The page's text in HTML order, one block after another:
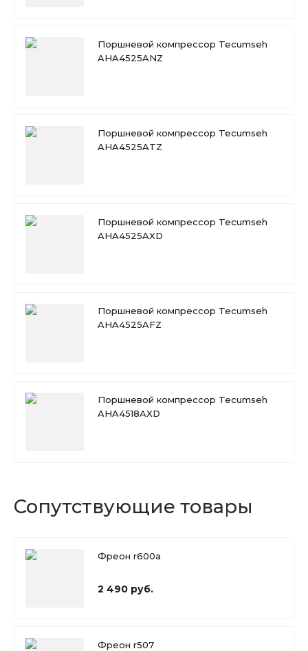
Поршневой компрессор Tecumseh
AHA4525ANZ
Поршневой компрессор Tecumseh
AHA4525ATZ
Поршневой компрессор Tecumseh
AHA4525AXD
Поршневой компрессор Tecumseh
AHA4525AFZ
Поршневой компрессор Tecumseh
AHA4518AXD
Сопутствующие товары
Фреон r600a
2 490 руб.
Фреон r507